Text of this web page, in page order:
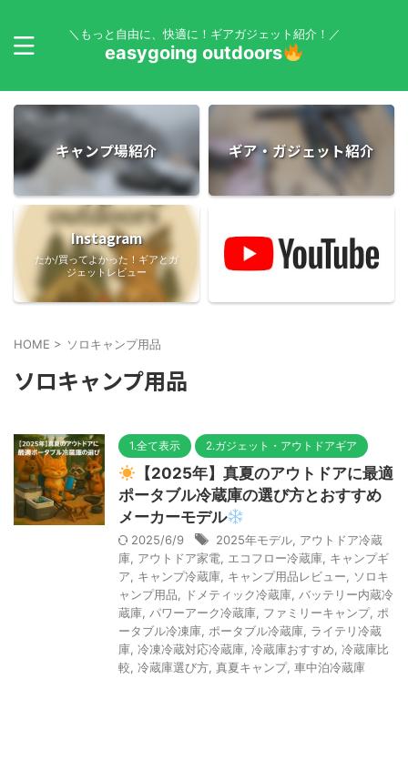
＼もっと自由に、快適に！ギアガジェット紹介！／
easygoing outdoors
キャンプ場紹介 ギア・ガジェット紹介
Instagram
たか/買ってよかった！ギアとガ
ジェットレビュー
HOME > ソロキャンプ用品
ソロキャンプ用品
1.全て表示 2.ガジェット・アウトドアギア
【2025年】真夏のアウトドアに最適
ポータブル冷蔵庫の選び方とおすすめ
メーカーモデル
2025/6/9 2025年モデル, アウトドア冷蔵
庫, アウトドア家電, エコフロー冷蔵庫, キャンプギ
ア, キャンプ冷蔵庫, キャンプ用品レビュー, ソロキ
ャンプ用品, ドメティック冷蔵庫, バッテリー内蔵冷
蔵庫, パワーアーク冷蔵庫, ファミリーキャンプ, ポ
ータブル冷凍庫, ポータブル冷蔵庫, ライテリ冷蔵
庫, 冷凍冷蔵対応冷蔵庫, 冷蔵庫おすすめ, 冷蔵庫比
較, 冷蔵庫選び方, 真夏キャンプ, 車中泊冷蔵庫